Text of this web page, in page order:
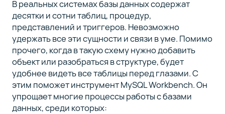
7
Создание
модели в
GUI
8
Импорт
и
экспорт
данных
В реальных системах базы данных содержат
десятки и сотни таблиц, процедур,
представлений и триггеров. Невозможно
удержать все эти сущности и связи в уме. Помимо
прочего, когда в такую схему нужно добавить
объект или разобраться в структуре, будет
удобнее видеть все таблицы перед глазами. С
этим поможет инструмент MySQL Workbench. Он
упрощает многие процессы работы с базами
данных, среди которых: